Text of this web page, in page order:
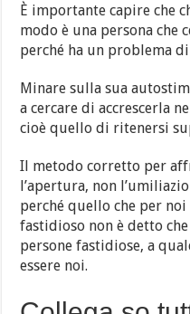
È importante capire che
modo è una persona che
perché ha un problema
Minare sulla sua
a cercare di accrescerla
cioè quello di ritenersi
Il metodo corretto per
l’apertura, non
perché quello che per
fastidioso non è detto
persone fastidiose, a
essere noi.